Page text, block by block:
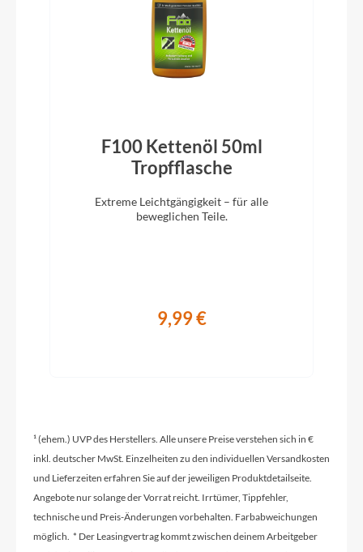
inklusive
Rahmentyp
Tiefeinsteiger
2024
Griffe
Bosch Compact Charger 2A Smart Sytem
Rahmenmaterial
Aluminium
Kurbelgarnitur
KTM E-COMP ISIS 170mm Q16
F100 Kettenöl 50ml
Tropfflasche
Extreme Leichtgängigkeit – für alle
beweglichen Teile.
9,99 €
¹ (ehem.) UVP des Herstellers. Alle unsere Preise verstehen sich in €
inkl. deutscher MwSt. Einzelheiten zu den individuellen Versandkosten
und Lieferzeiten erfahren Sie auf der jeweiligen Produktdetailseite.
Angebote nur solange der Vorrat reicht. Irrtümer, Tippfehler,
technische und Preis-Änderungen vorbehalten. Farbabweichungen
möglich. * Der Leasingvertrag kommt zwischen deinem Arbeitgeber